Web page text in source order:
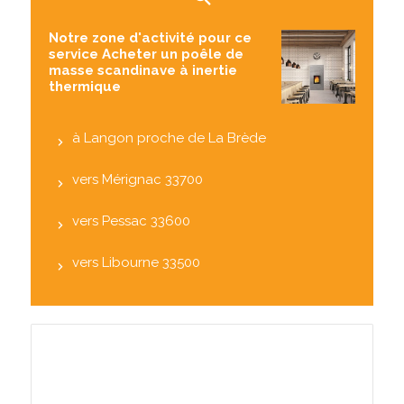
Notre zone d'activité pour ce
service Acheter un poêle de
masse scandinave à inertie
thermique
à Langon proche de La Brède
vers Mérignac 33700
vers Pessac 33600
vers Libourne 33500